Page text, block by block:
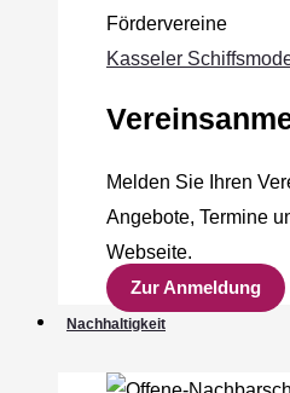
Fördervereine
Kasseler
Melden Sie Ihren
Angebote, Termine
Webseite.
Zur Anmeldung
Nachhaltigkeit